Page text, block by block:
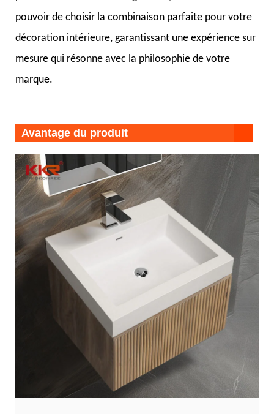
pouvoir de choisir la combinaison parfaite pour votre
décoration intérieure, garantissant une expérience sur
mesure qui résonne avec la philosophie de votre
marque.
Avantage du produit